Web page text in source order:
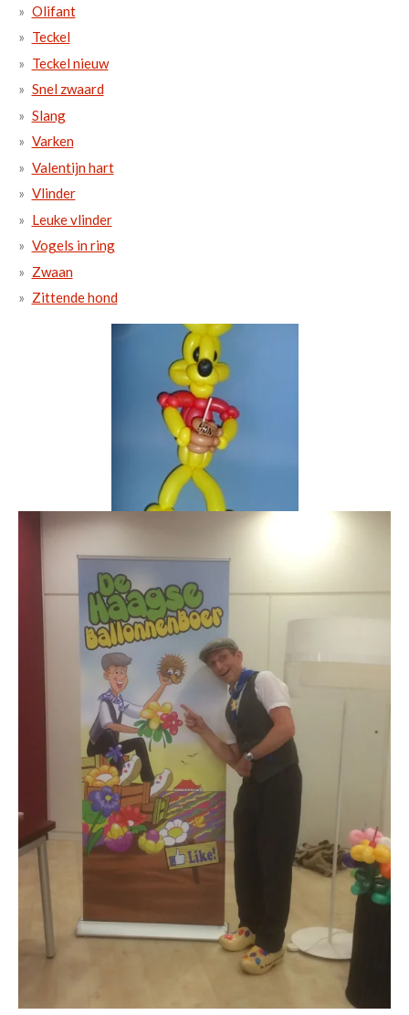
Olifant
Teckel
Teckel nieuw
Snel zwaard
Slang
Varken
Valentijn hart
Vlinder
Leuke vlinder
Vogels in ring
Zwaan
Zittende hond